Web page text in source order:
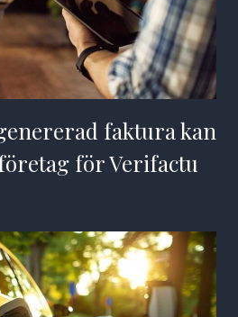
faktura kan
för Verifactu